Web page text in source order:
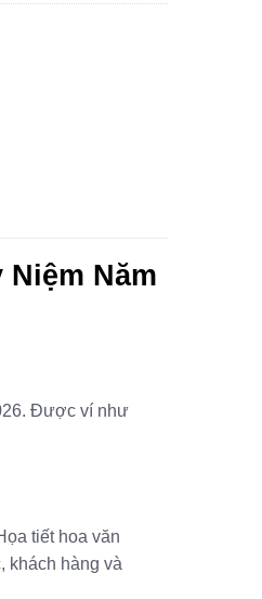
Năm
Được ví như
tiết hoa văn
khách hàng và